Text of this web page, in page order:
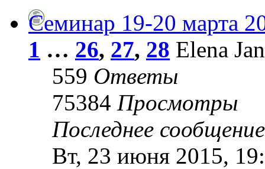
Семинар 19-20 марта
1 … 26, 27, 28 Elena
559 Ответы
75384 Просмотры
Последнее
Вт, 23 июня 2015,